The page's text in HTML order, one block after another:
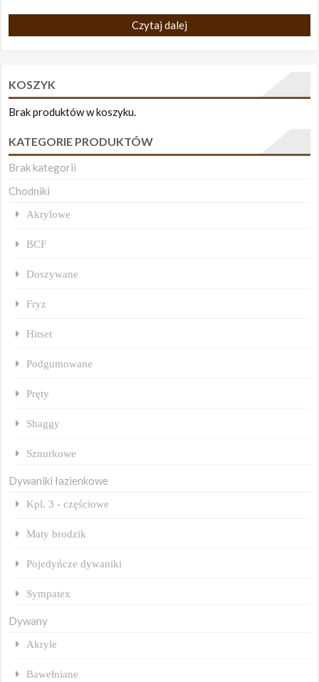
Czytaj dalej
KOSZYK
Brak produktów w koszyku.
KATEGORIE PRODUKTÓW
Brak kategorii
Chodniki
Akrylowe
BCF
Doszywane
Fryz
Hitset
Podgumowane
Pręty
Shaggy
Sznurkowe
Dywaniki łazienkowe
Kpl. 3 - częściowe
Maty brodzik
Pojedyńcze dywaniki
Sympatex
Dywany
Akryle
Bawełniane